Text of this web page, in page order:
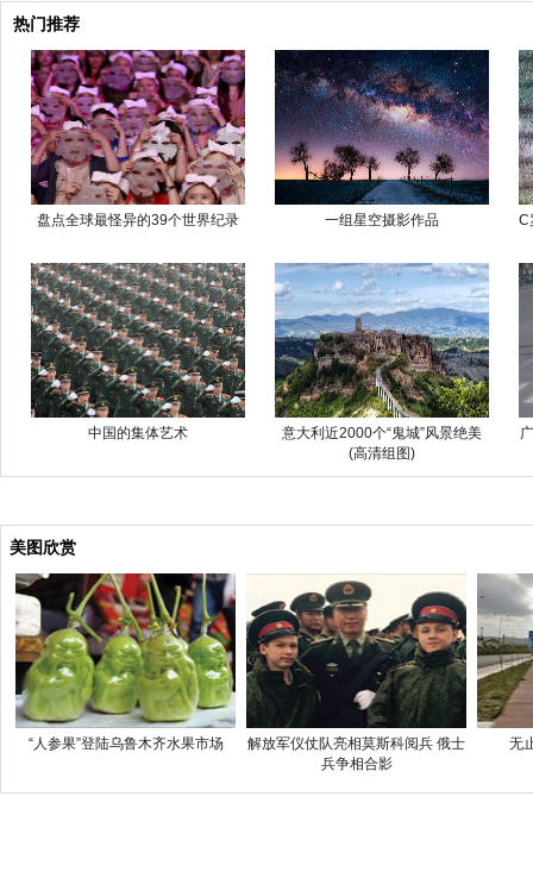
热门推荐
盘点全球最怪异的39个世界纪录 一组星空摄影作品 C
中国的集体艺术
意大利近2000个“鬼城”风景绝美
(高清组图)
美图欣赏
“人参果”登陆乌鲁木齐水果市场
解放军仪仗队亮相莫斯科阅兵 俄士
兵争相合影
无